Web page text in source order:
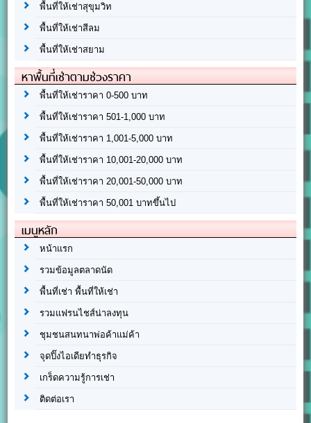
พื้นที่ให้เช่าสุขุมวิท
พื้นที่ให้เช่าสีลม
พื้นที่ให้เช่าสยาม
หาพื้นที่เช่าตามช่วงราคา
พื้นที่ให้เช่าราคา 0-500 บาท
พื้นที่ให้เช่าราคา 501-1,000 บาท
พื้นที่ให้เช่าราคา 1,001-5,000 บาท
พื้นที่ให้เช่าราคา 10,001-20,000 บาท
พื้นที่ให้เช่าราคา 20,001-50,000 บาท
พื้นที่ให้เช่าราคา 50,001 บาทขึ้นไป
เมนูหลัก
หน้าแรก
รวมข้อมูลตลาดนัด
พื้นที่เช่า พื้นที่ให้เช่า
รวมแฟรนไชส์น่าลงทุน
ชุมชนสนทนาพ่อค้าแม่ค้า
จุดปิ๊งไอเดียทำธุรกิจ
เกร็ดความรู้การเช่า
ติดต่อเรา